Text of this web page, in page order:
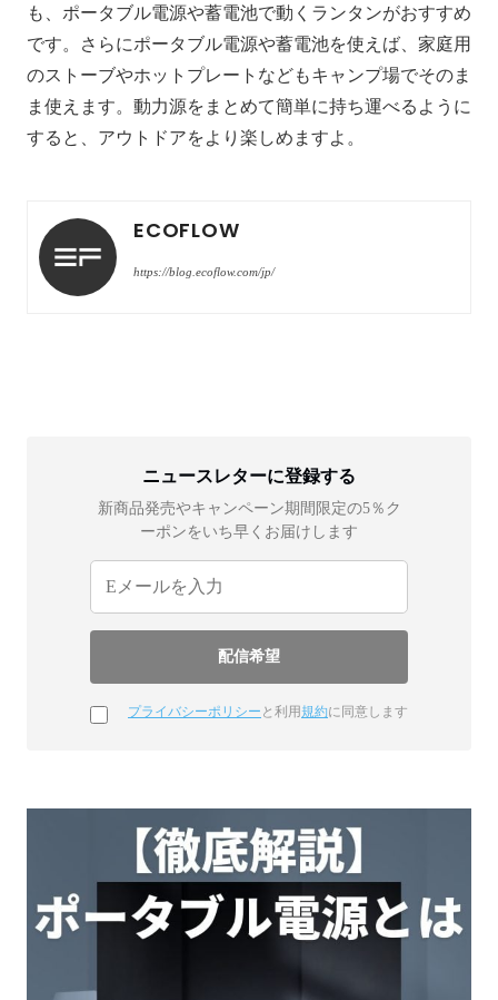
も、ポータブル電源や蓄電池で動くランタンがおすすめ
です。さらにポータブル電源や蓄電池を使えば、家庭用
のストーブやホットプレートなどもキャンプ場でそのま
ま使えます。動力源をまとめて簡単に持ち運べるように
すると、アウトドアをより楽しめますよ。
ECOFLOW
https://blog.ecoflow.com/jp/
ニュースレターに登録する
新商品発売やキャンペーン期間限定の5％ク
ーポンをいち早くお届けします
プライバシーポリシー と利用規約に同意します